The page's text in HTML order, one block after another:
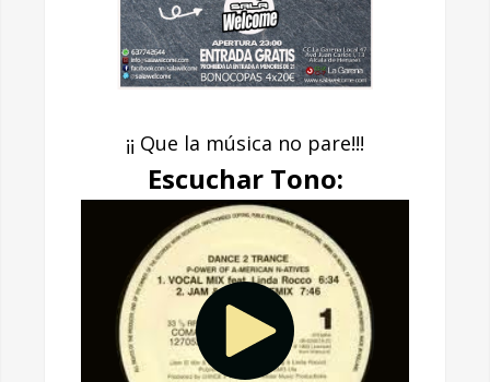
¡¡ Que la música no pare!!!
Escuchar Tono: